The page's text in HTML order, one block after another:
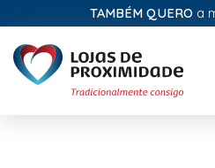
TAMBÉM QUEROa